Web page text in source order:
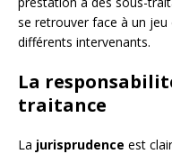
se retrouver face à un
différents intervenants.
La
traitance
La jurisprudence est